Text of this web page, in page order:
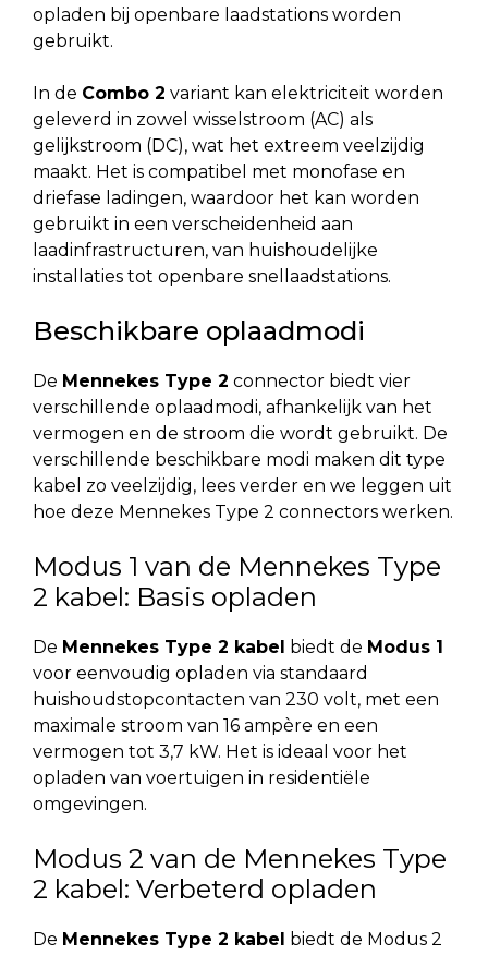
opladen bij openbare laadstations worden
gebruikt.
In de Combo 2 variant kan elektriciteit worden
geleverd in zowel wisselstroom (AC) als
gelijkstroom (DC), wat het extreem veelzijdig
maakt. Het is compatibel met monofase en
driefase ladingen, waardoor het kan worden
gebruikt in een verscheidenheid aan
laadinfrastructuren, van huishoudelijke
installaties tot openbare snellaadstations.
Beschikbare oplaadmodi
De Mennekes Type 2 connector biedt vier
verschillende oplaadmodi, afhankelijk van het
vermogen en de stroom die wordt gebruikt. De
verschillende beschikbare modi maken dit type
kabel zo veelzijdig, lees verder en we leggen uit
hoe deze Mennekes Type 2 connectors werken.
Modus 1 van de Mennekes Type
2 kabel: Basis opladen
De Mennekes Type 2 kabel biedt de Modus 1
voor eenvoudig opladen via standaard
huishoudstopcontacten van 230 volt, met een
maximale stroom van 16 ampère en een
vermogen tot 3,7 kW. Het is ideaal voor het
opladen van voertuigen in residentiële
omgevingen.
Modus 2 van de Mennekes Type
2 kabel: Verbeterd opladen
De Mennekes Type 2 kabel biedt de Modus 2